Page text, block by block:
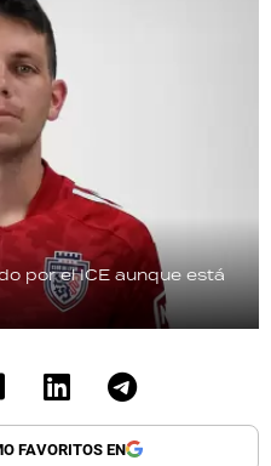
por el ICE aunque está
FAVORITOS EN